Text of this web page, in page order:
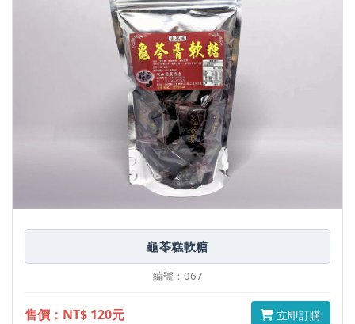
龜苓糕軟糖
編號：067
售價：NT$ 120元 立即訂購